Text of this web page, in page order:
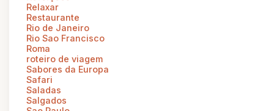
Relaxar
Restaurante
Rio de Janeiro
Rio Sao Francisco
Roma
roteiro de viagem
Sabores da Europa
Safari
Saladas
Salgados